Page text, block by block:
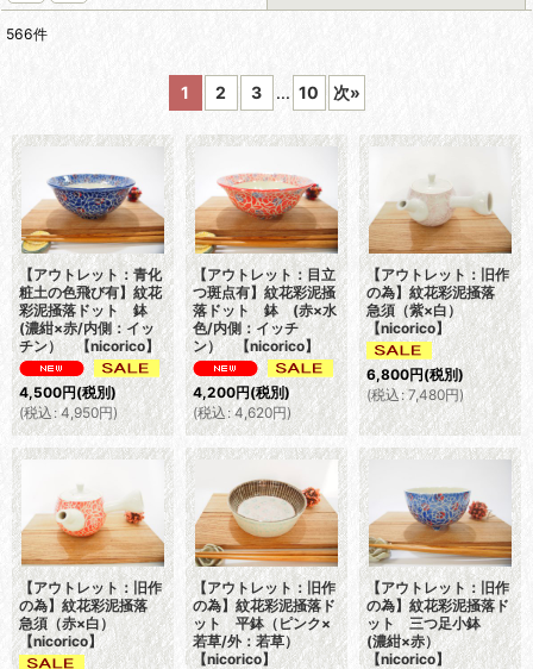
絞り込む
566件
1 2 3 ... 10 次»
【アウトレット：青化
粧土の色飛び有】紋花
彩泥掻落ドット 鉢
(濃紺×赤/内側：イッ
チン） 【nicorico】
4,500円(税別)
(税込 : 4,950円)
【アウトレット：目立
つ斑点有】紋花彩泥掻
落ドット 鉢 (赤×水
色/内側：イッチ
ン） 【nicorico】
4,200円(税別)
(税込 : 4,620円)
【アウトレット：旧作
の為】紋花彩泥掻落
急須（紫×白）
【nicorico】
6,800円(税別)
(税込 : 7,480円)
【アウトレット：旧作
の為】紋花彩泥掻落
急須（赤×白）
【nicorico】
【アウトレット：旧作
の為】紋花彩泥掻落ド
ット 平鉢（ピンク×
若草/外：若草）
【nicorico】
【アウトレット：旧作
の為】紋花彩泥掻落ド
ット 三つ足小鉢
(濃紺×赤）
【nicorico】